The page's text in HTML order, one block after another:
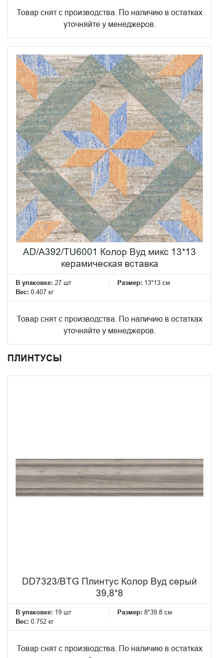
Товар снят с производства. По наличию в остатках
уточняйте у менеджеров.
AD/A392/TU6001 Колор Вуд микс 13*13
керамическая вставка
В упаковке: 27 шт Размер: 13*13 см
Вес: 0.407 кг
Товар снят с производства. По наличию в остатках
уточняйте у менеджеров.
ПЛИНТУСЫ
DD7323/BTG Плинтус Колор Вуд серый
39,8*8
В упаковке: 19 шт Размер: 8*39.8 см
Вес: 0.752 кг
Товар снят с производства. По наличию в остатках